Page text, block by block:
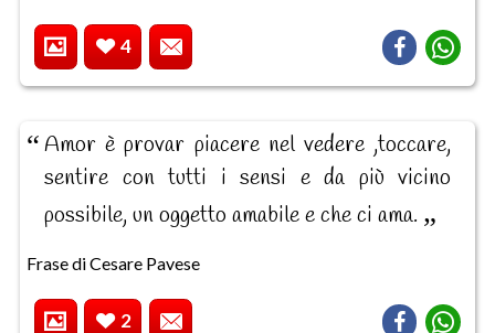
4
Amor è provar piacere nel vedere ,toccare,
sentire con tutti i sensi e da più vicino
possibile, un oggetto amabile e che ci ama.
Frase di Cesare Pavese
2